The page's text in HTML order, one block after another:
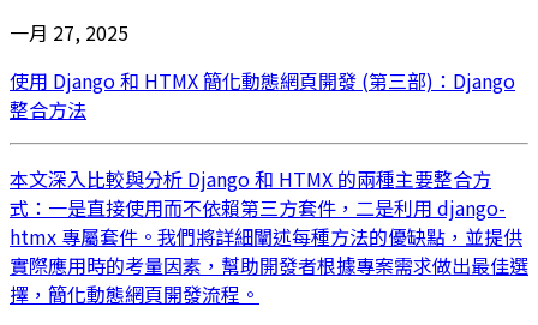
一月 27, 2025
使用 Django 和 HTMX 簡化動態網頁開發 (第三部)：Django
整合方法
本文深入比較與分析 Django 和 HTMX 的兩種主要整合方
式：一是直接使用而不依賴第三方套件，二是利用 django-
htmx 專屬套件。我們將詳細闡述每種方法的優缺點，並提供
實際應用時的考量因素，幫助開發者根據專案需求做出最佳選
擇，簡化動態網頁開發流程。